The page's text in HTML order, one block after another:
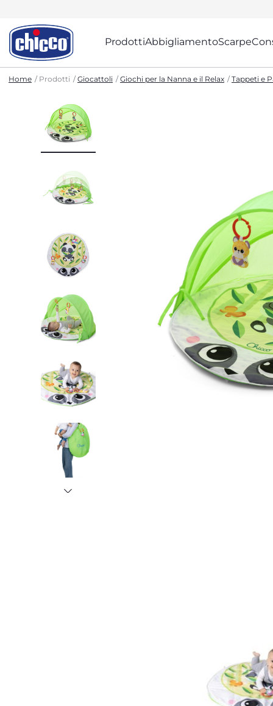
ProdottiAbbigliamentoScarpe
Home Prodotti Giocattoli Giochi per la Nanna e il Relax Tappeti e